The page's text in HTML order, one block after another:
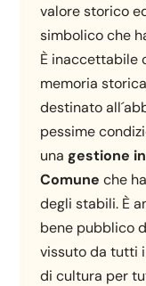
valore storico
simbolico che
È inaccettabile
memoria
destinato
pessime
unagestione
Comune che
degli stabili. È
bene pubblico
vissuto da tutti
di cultura per